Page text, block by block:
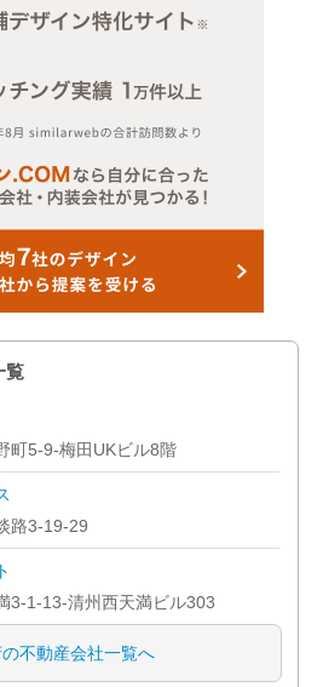
覧
町5-9-梅田UKビル8階
路3-19-29
3-1-13-清州西天満ビル303
不動産会社一覧へ